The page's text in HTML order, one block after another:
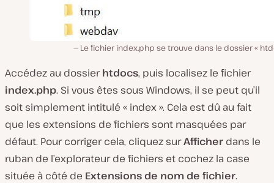
Le fichier index.php se trouve dans le dossier «
Accédez au dossierhtdocs, puis localisez le fichier
index.php. Si vous êtes sous Windows, il se peut qu’il
soit simplement intitulé « index ». Cela est dû au fait
que les extensions de fichiers sont masquées par
défaut. Pour corriger cela, cliquez surAfficher dans le
ruban de l’explorateur de fichiers et cochez la case
située à côté de Extensions de nom de fichier.